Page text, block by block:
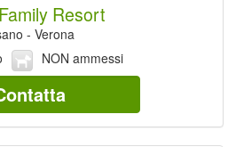
Resort
- Verona
NON ammessi